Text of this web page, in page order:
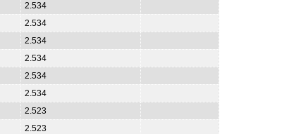
2.534
2.534
2.534
2.534
2.534
2.534
2.523
2.523